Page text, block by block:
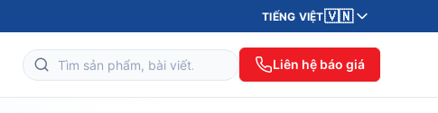
TIẾNG VIỆT🇻🇳
Liên hệ báo giá